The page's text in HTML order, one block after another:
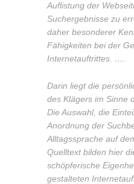
Auflistung der
Suchergebnisse zu
daher besonderer
Fähigkeiten bei der
Internetauftrittes. ….
Darin liegt die
des Klägers im Sinne
Die Auswahl, die
Anordnung der
Alltagssprache auf
Quelltext bilden hier
schöpferische
gestalteten